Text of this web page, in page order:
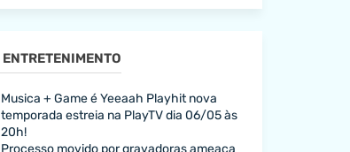
ENTRETENIMENTO
Musica + Game é Yeeaah Playhit nova
temporada estreia na PlayTV dia 06/05 às
20h!
Processo movido por gravadoras ameaça